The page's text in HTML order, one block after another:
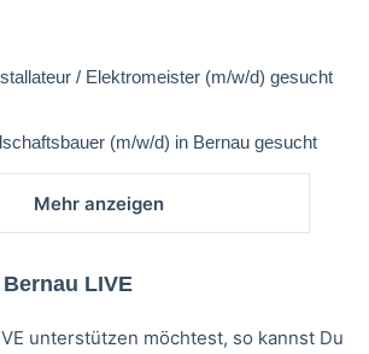
/ Elektromeister (m/w/d) gesucht
(m/w/d) in Bernau gesucht
Mehr anzeigen
LIVE
unterstützen möchtest, so kannst Du